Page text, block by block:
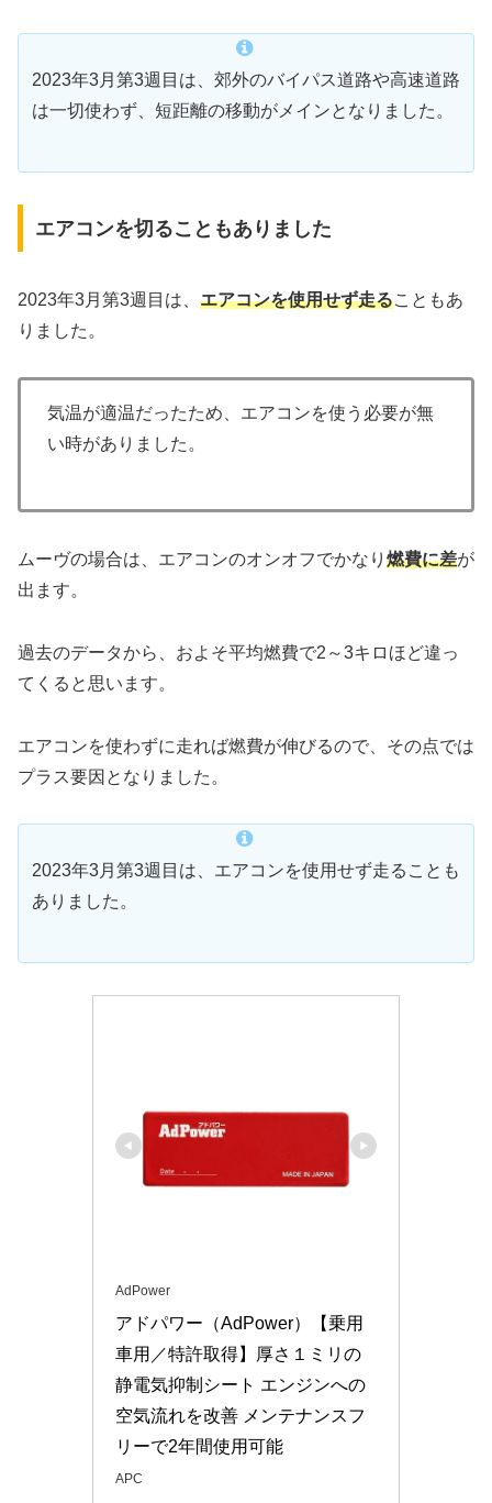
2023年3月第3週目は、郊外のバイパス道路や高速道路
は一切使わず、短距離の移動がメインとなりました。
エアコンを切ることもありました
2023年3月第3週目は、 エアコンを使用せず走ることもあ
りました。
気温が適温だったため、エアコンを使う必要が無
い時がありました。
ムーヴの場合は、エアコンのオンオフでかなり 燃費に差が
出ます。
過去のデータから、およそ平均燃費で2～3キロほど違っ
てくると思います。
エアコンを使わずに走れば燃費が伸びるので、その点では
プラス要因となりました。
2023年3月第3週目は、エアコンを使用せず走ることも
ありました。
AdPower
アドパワー（AdPower）【乗用
車用／特許取得】厚さ１ミリの
静電気抑制シート エンジンへの
空気流れを改善 メンテナンスフ
リーで2年間使用可能
APC